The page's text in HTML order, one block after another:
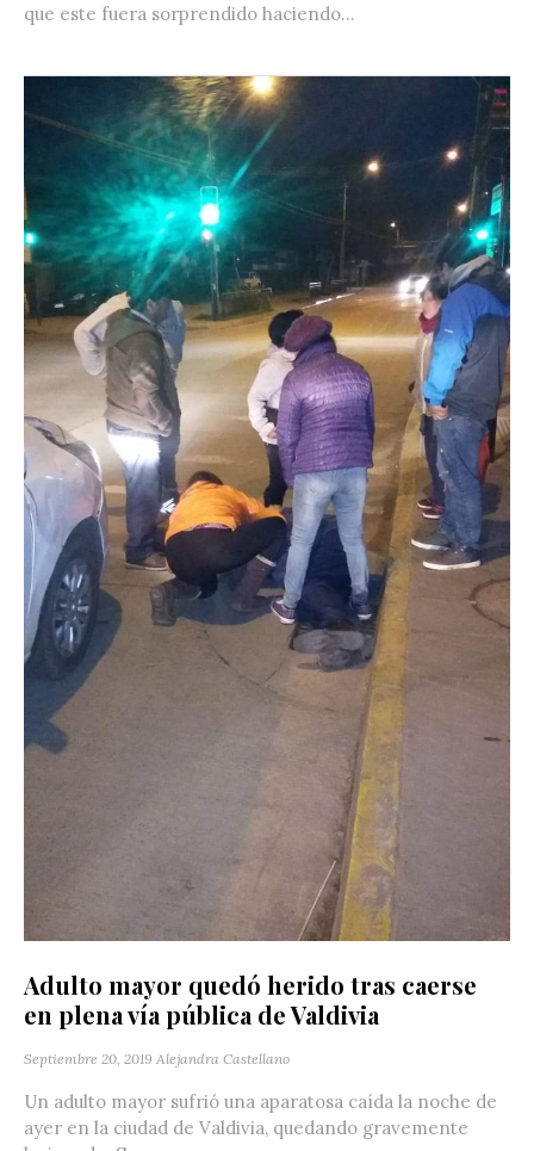
que este fuera sorprendido haciendo...
Adulto mayor quedó herido tras caerse
en plena vía pública de Valdivia
Septiembre 20, 2019 Alejandra Castellano
Un adulto mayor sufrió una aparatosa caída la noche de
ayer en la ciudad de Valdivia, quedando gravemente